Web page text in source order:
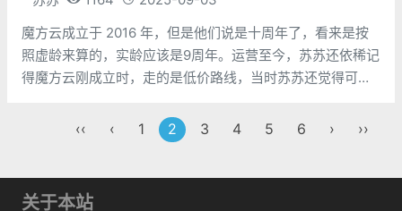
魔方云成立于 2016 年，但是他们说是十周年了，看来是按
照虚龄来算的，实龄应该是9周年。运营至今，苏苏还依稀记
得魔方云刚成立时，走的是低价路线，当时苏苏还觉得可能
价路线，机器性能也慢慢上来了，不知不觉都运营了十年
了，这脸打的还是比较实在的。十周年
‹‹ ‹ 1 2 3 4 5 6 › ››
关于本站